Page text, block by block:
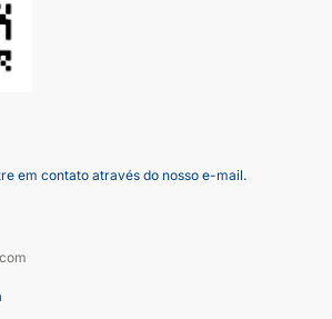
em contato através do nosso e-mail.